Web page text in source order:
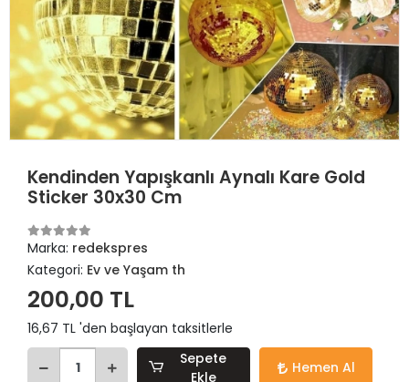
Kendinden Yapışkanlı Aynalı Kare Gold
Sticker 30x30 Cm
Marka: redekspres
Kategori: Ev ve Yaşam th
200,00 TL
16,67 TL 'den başlayan taksitlerle
Sepete
Ekle
Hemen Al